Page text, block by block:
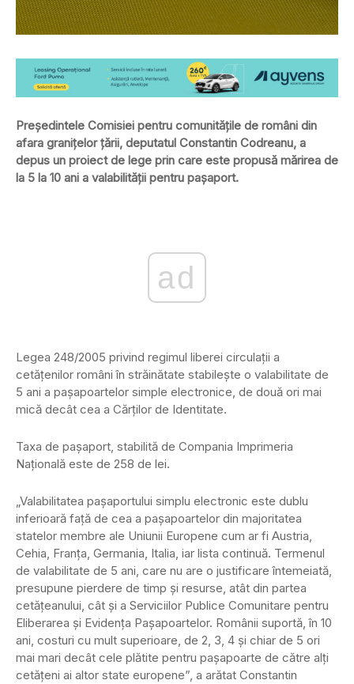
Preşedintele Comisiei pentru comunităţile de români din
afara graniţelor ţării, deputatul Constantin Codreanu, a
depus un proiect de lege prin care este propusă mărirea de
la 5 la 10 ani a valabilităţii pentru paşaport.
ad
Legea 248/2005 privind regimul liberei circulaţii a
cetăţenilor români în străinătate stabileşte o valabilitate de
5 ani a paşapoartelor simple electronice, de două ori mai
mică decât cea a Cărţilor de Identitate.
Taxa de paşaport, stabilită de Compania Imprimeria
Naţională este de 258 de lei.
„Valabilitatea paşaportului simplu electronic este dublu
inferioară faţă de cea a paşapoartelor din majoritatea
statelor membre ale Uniunii Europene cum ar fi Austria,
Cehia, Franţa, Germania, Italia, iar lista continuă. Termenul
de valabilitate de 5 ani, care nu are o justificare întemeiată,
presupune pierdere de timp şi resurse, atât din partea
cetăţeanului, cât şi a Serviciilor Publice Comunitare pentru
Eliberarea şi Evidenţa Paşapoartelor. Românii suportă, în 10
ani, costuri cu mult superioare, de 2, 3, 4 şi chiar de 5 ori
mai mari decât cele plătite pentru paşapoarte de către alţi
cetăţeni ai altor state europene”, a arătat Constantin